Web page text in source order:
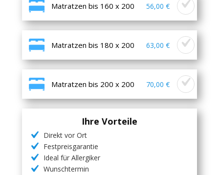
Matratzen bis 160 x 200 56,00 €
Matratzen bis 180 x 200 63,00 €
Matratzen bis 200 x 200 70,00 €
Ihre Vorteile
Direkt vor Ort
Festpreisgarantie
Ideal für Allergiker
Wunschtermin